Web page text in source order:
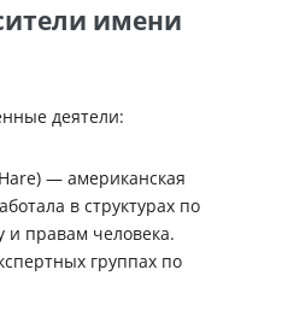
имени
деятели:
— американская
в структурах по
и правам человека.
группах по